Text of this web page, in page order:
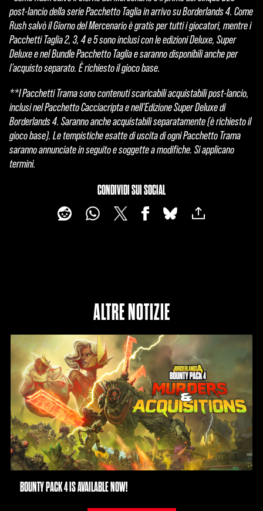
post-lancio della serie Pacchetto Taglia in arrivo su Borderlands 4. Come
Rush salvò il Giorno del Mercenario è gratis per tutti i giocatori, mentre i
Pacchetti Taglia 2, 3, 4 e 5 sono inclusi con le edizioni Deluxe, Super
Deluxe e nel Bundle Pacchetto Taglia e saranno disponibili anche per
l’acquisto separato. È richiesto il gioco base.
**I Pacchetti Trama sono contenuti scaricabili acquistabili post-lancio,
inclusi nel Pacchetto Cacciacripta e nell'Edizione Super Deluxe di
Borderlands 4. Saranno anche acquistabili separatamente (è richiesto il
gioco base). Le tempistiche esatte di uscita di ogni Pacchetto Trama
saranno annunciate in seguito e soggette a modifiche. Si applicano
termini.
CONDIVIDI SUI SOCIAL
ALTRE NOTIZIE
BOUNTY PACK 4 IS AVAILABLE NOW!